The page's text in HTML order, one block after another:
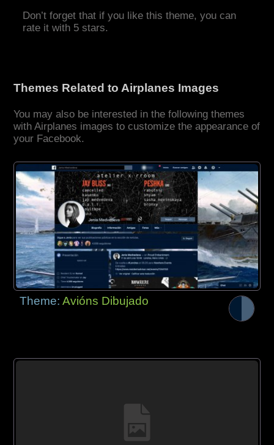
Don’t forget that if you like this theme, you can
rate it with 5 stars.
Themes Related to Airplanes Images
You may also be interested in the following themes
with Airplanes images to customize the appearance of
your Facebook.
Theme:Avións Dibujado